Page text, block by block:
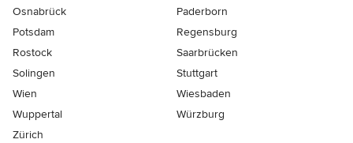
Osnabrück
Paderborn
Potsdam
Regensburg
Rostock
Saarbrücken
Solingen
Stuttgart
Wien
Wiesbaden
Wuppertal
Würzburg
Zürich